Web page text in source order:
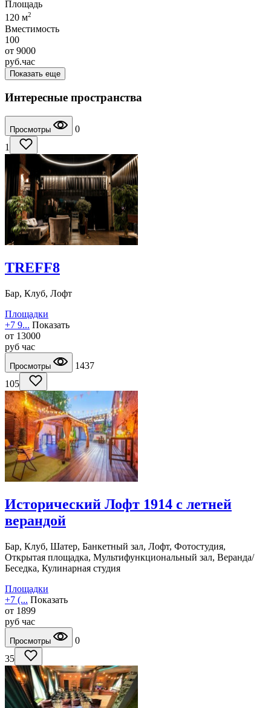
Площадь
120 м2
Вместимость
100
от 9000
руб.час
Показать еще
Интересные пространства
Просмотры
0
1
TREFF8
Бар, Клуб, Лофт
Площадки
+7 9... Показать
от 13000
руб час
Просмотры
1437
105
Исторический Лофт 1914 с летней
верандой
Бар, Клуб, Шатер, Банкетный зал, Лофт, Фотостудия,
Открытая площадка, Мультифункциональный зал, Веранда/
Беседка, Кулинарная студия
Площадки
+7 (... Показать
от 1899
руб час
Просмотры
0
35